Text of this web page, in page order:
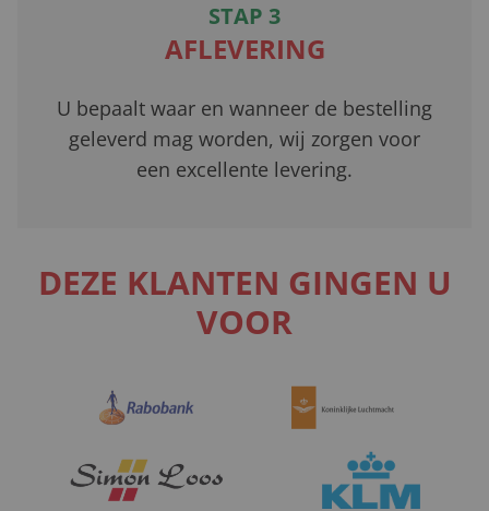
STAP 3
AFLEVERING
U bepaalt waar en wanneer de bestelling
geleverd mag worden, wij zorgen voor
een excellente levering.
DEZE KLANTEN GINGEN U
VOOR